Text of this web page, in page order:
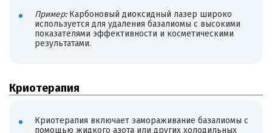
Пример:Карбоновый диоксидный лазер широко
используется для удаления базалиомы с высокими
показателями эффективности и косметическими
результатами.
Криотерапия
Криотерапия включает замораживание базалиомы с
помощью жидкого азота или других холодильных